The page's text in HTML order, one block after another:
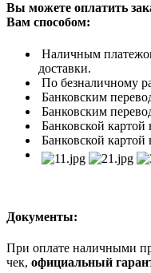
Вы можете оплатить
Вам способом:
Наличным
доставки.
По безналичному
Банковским
Банковским
Банковской
Банковской картой
Документы:
При оплате наличными
чек, официальный